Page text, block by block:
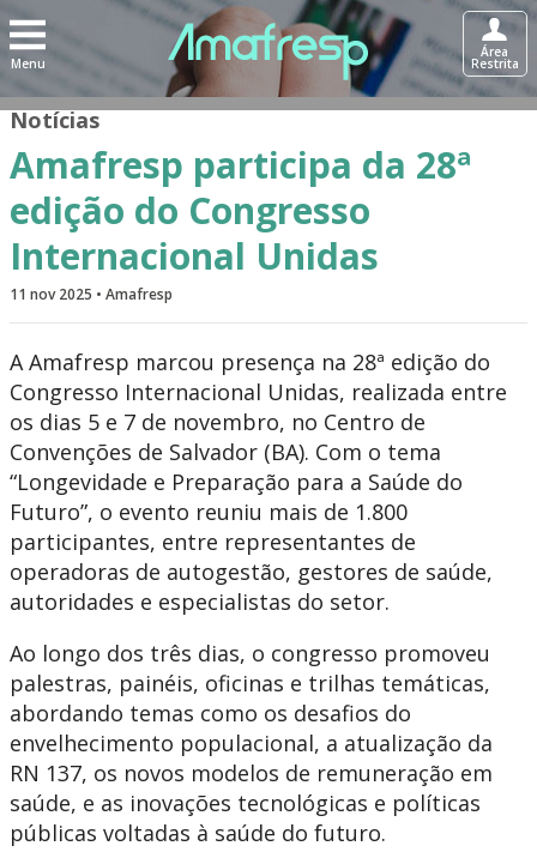
Menu
Área
Restrita
Notícias
Amafresp participa da 28ª
edição do Congresso
Internacional Unidas
11 nov 2025 • Amafresp
A Amafresp marcou presença na 28ª edição do
Congresso Internacional Unidas, realizada entre
os dias 5 e 7 de novembro, no Centro de
Convenções de Salvador (BA). Com o tema
“Longevidade e Preparação para a Saúde do
Futuro”, o evento reuniu mais de 1.800
participantes, entre representantes de
operadoras de autogestão, gestores de saúde,
autoridades e especialistas do setor.
Ao longo dos três dias, o congresso promoveu
palestras, painéis, oficinas e trilhas temáticas,
abordando temas como os desafios do
envelhecimento populacional, a atualização da
RN 137, os novos modelos de remuneração em
saúde, e as inovações tecnológicas e políticas
públicas voltadas à saúde do futuro.